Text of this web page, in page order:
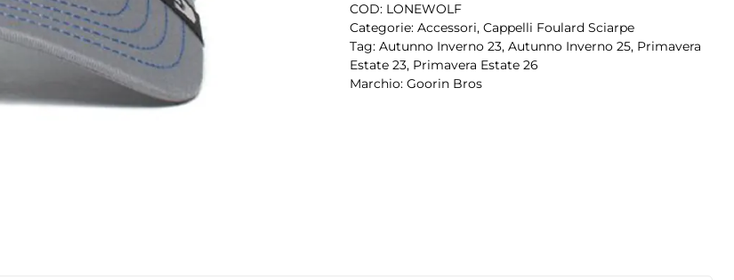
COD: LONEWOLF
Categorie:Accessori,Cappelli Foulard Sciarpe
Tag:Autunno Inverno 23,Autunno Inverno 25, Primavera
Estate 23, Primavera Estate 26
Marchio:Goorin Bros